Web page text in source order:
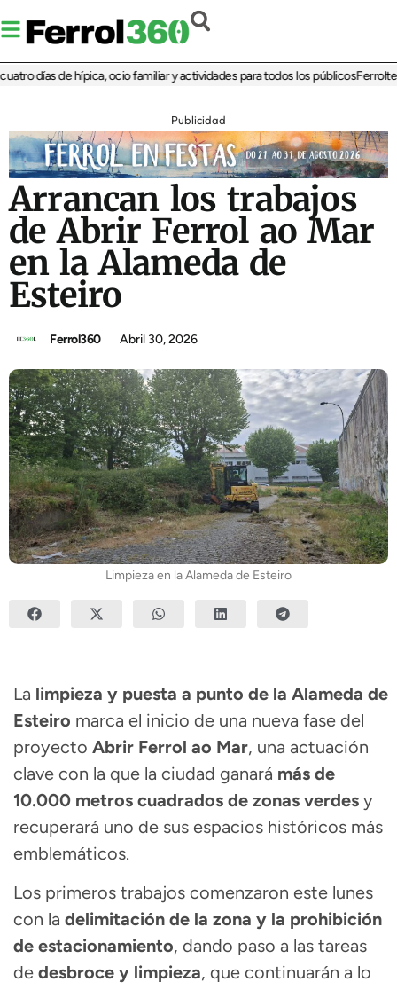
días de hípica, ocio familiar y actividades para todos los públicosFerrolterra
Publicidad
Arrancan los trabajos
de Abrir Ferrol ao Mar
en la Alameda de
Esteiro
Ferrol360 Abril 30, 2026
Limpieza en la Alameda de Esteiro
La limpieza y puesta a punto de la Alameda de
Esteiro marca el inicio de una nueva fase del
proyecto Abrir Ferrol ao Mar, una actuación
clave con la que la ciudad ganará más de
10.000 metros cuadrados de zonas verdes y
recuperará uno de sus espacios históricos más
emblemáticos.
Los primeros trabajos comenzaron este lunes
con la delimitación de la zona y la prohibición
de estacionamiento, dando paso a las tareas
de desbroce y limpieza, que continuarán a lo